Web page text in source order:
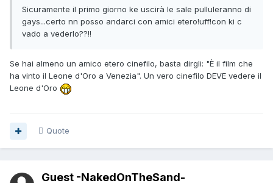
Sicuramente il primo giorno ke uscirà le sale pulluleranno di
gays...certo nn posso andarci con amici etero!uff!con ki c
vado a vederlo??!!
Se hai almeno un amico etero cinefilo, basta dirgli: "È il film che
ha vinto il Leone d'Oro a Venezia". Un vero cinefilo DEVE vedere il
Leone d'Oro
Quote
Guest -NakedOnTheSand-